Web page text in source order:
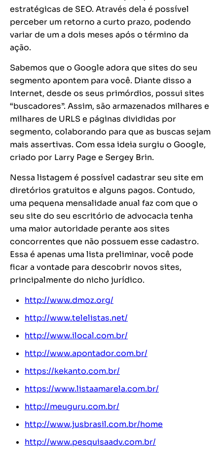
estratégicas de SEO. Através dela é possível
perceber um retorno a curto prazo, podendo
variar de um a dois meses após o término da
ação.
Sabemos que o Google adora que sites do seu
segmento apontem para você. Diante disso a
Internet, desde os seus primórdios, possui sites
“buscadores”. Assim, são armazenados milhares e
milhares de URLS e páginas divididas por
segmento, colaborando para que as buscas sejam
mais assertivas. Com essa ideia surgiu o Google,
criado por Larry Page e Sergey Brin.
Nessa listagem é possível cadastrar seu site em
diretórios gratuitos e alguns pagos. Contudo,
uma pequena mensalidade anual faz com que o
seu site do seu escritório de advocacia tenha
uma maior autoridade perante aos sites
concorrentes que não possuem esse cadastro.
Essa é apenas uma lista preliminar, você pode
ficar a vontade para descobrir novos sites,
principalmente do nicho jurídico.
http://www.dmoz.org/
http://www.telelistas.net/
http://www.ilocal.com.br/
http://www.apontador.com.br/
https://kekanto.com.br/
https://www.listaamarela.com.br/
http://meuguru.com.br/
http://www.jusbrasil.com.br/home
http://www.pesquisaadv.com.br/